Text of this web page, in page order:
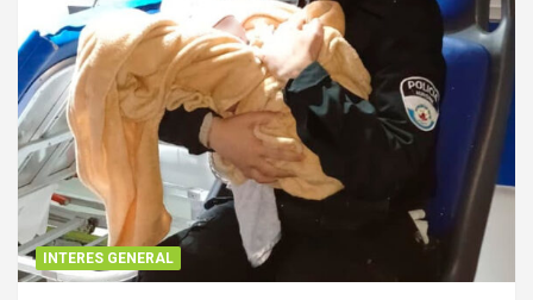
INTERES GENERAL